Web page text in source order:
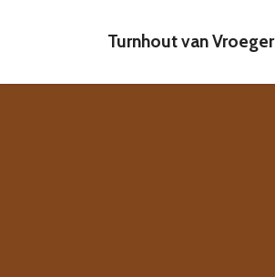
Turnhout van Vroeger